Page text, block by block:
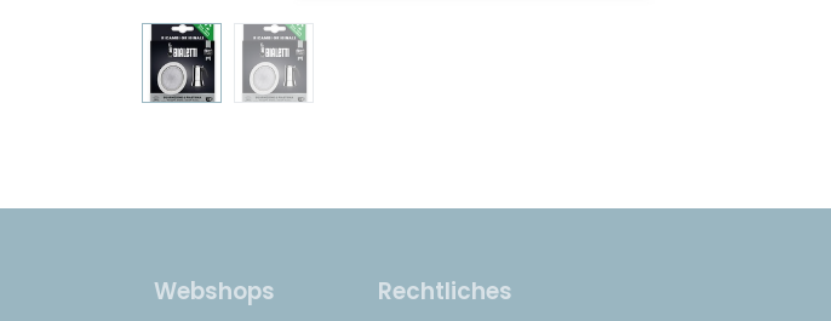
Webshops Rechtliches